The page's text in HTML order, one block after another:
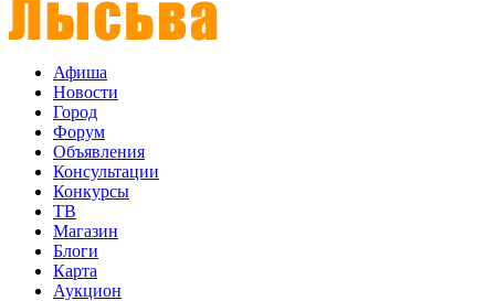
Афиша
Новости
Город
Форум
Объявления
Консультации
Конкурсы
ТВ
Магазин
Блоги
Карта
Аукцион